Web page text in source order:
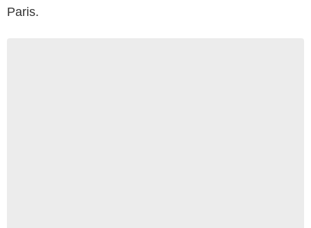
Paris.